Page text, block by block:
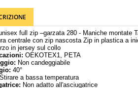
full zip –garzata 280 - Maniche montate
centrale con zip nascosta Zip in plastica a
in jersey sul collo
OEKOTEX1, PETA
Non candeggiabile
40°
Stirare a bassa temperatura
Non adatto all'asciugatrice